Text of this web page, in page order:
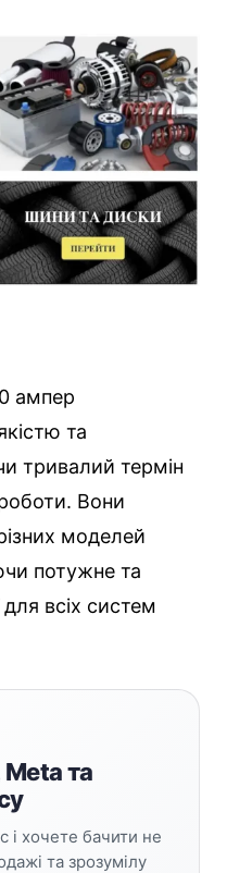
ампер
та
тривалий термін
Вони
моделей
потужне та
всіх систем
та
і хочете бачити не
та зрозумілу